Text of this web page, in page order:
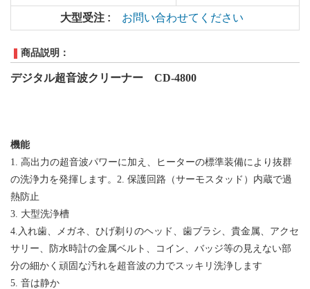
大型受注 : お問い合わせてください
商品説明：
デジタル超音波クリーナー CD-4800
機能
1. 高出力の超音波パワーに加え、ヒーターの標準装備により抜群
の洗浄力を発揮します。 2 保護回路（サーモスタッド）内蔵で過
熱防止
3 大型洗浄槽
4. 入れ歯、メガネ、ひげ剃りのヘッド、歯ブラシ、貴金属、アクセ
サリー、防水時計の金属ベルト、コイン、バッジ等の見えない部
分の細かく頑固な汚れを超音波の力でスッキリ洗浄します
5 音は静か